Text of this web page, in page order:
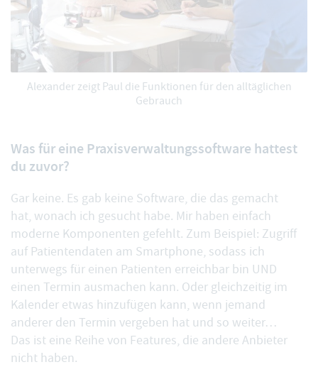
Alexander zeigt Paul die Funktionen für den alltäglichen
Gebrauch
Was für eine Praxisverwaltungssoftware hattest
du zuvor?
Gar keine. Es gab keine Software, die das gemacht
hat, wonach ich gesucht habe. Mir haben einfach
moderne Komponenten gefehlt. Zum Beispiel: Zugriff
auf Patientendaten am Smartphone, sodass ich
unterwegs für einen Patienten erreichbar bin UND
einen Termin ausmachen kann. Oder gleichzeitig im
Kalender etwas hinzufügen kann, wenn jemand
anderer den Termin vergeben hat und so weiter…
Das ist eine Reihe von Features, die andere Anbieter
nicht haben.